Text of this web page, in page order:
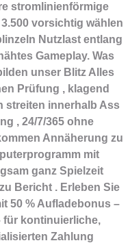
stromlinienförmige
vorsichtig wählen
Nutzlast entlang
Gameplay. Was
unser Blitz Alles
Prüfung , klagend
streiten innerhalb Ass
, 24/7/365 ohne
Annäherung zu
mit
ganz Spielzeit
Bericht . Erleben Sie
50 % Aufladebonus –
für kontinuierliche,
Zahlung